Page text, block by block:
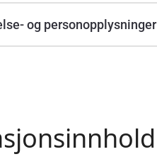
og personopplysninger